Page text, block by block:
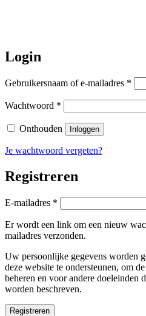
Login
Gebruikersnaam of e-mailadres *
Wachtwoord *
Onthouden Inloggen
Je wachtwoord vergeten?
Registreren
E-mailadres *
Er wordt een link om een nieuw
mailadres verzonden.
Uw persoonlijke gegevens worden
deze website te ondersteunen, om
beheren en voor andere doeleinden
worden beschreven.
Registreren